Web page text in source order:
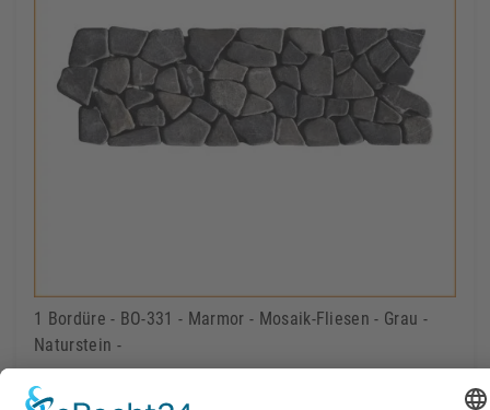
1 Bordüre - BO-331 - Marmor - Mosaik-Fliesen - Grau -
Naturstein -